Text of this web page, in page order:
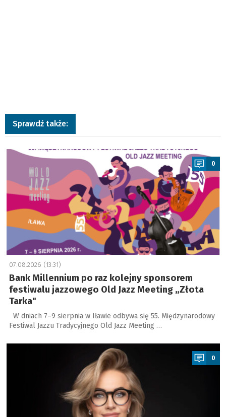
Sprawdź także:
a
0
07.08.2026 (13:31)
Bank Millennium po raz kolejny sponsorem
festiwalu jazzowego Old Jazz Meeting „Złota
Tarka"
W dniach 7–9 sierpnia w Iławie odbywa się 55. Międzynarodowy
Festiwal Jazzu Tradycyjnego Old Jazz Meeting …
a
0